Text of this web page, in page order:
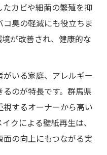
カビや細菌の繁殖を抑
臭の軽減にも役立ちま
が改善され、健康的な
いる家庭、アレルギー
のが特長です。群馬県
するオーナーから高い
クによる壁紙再生は、
の向上にもつながる実